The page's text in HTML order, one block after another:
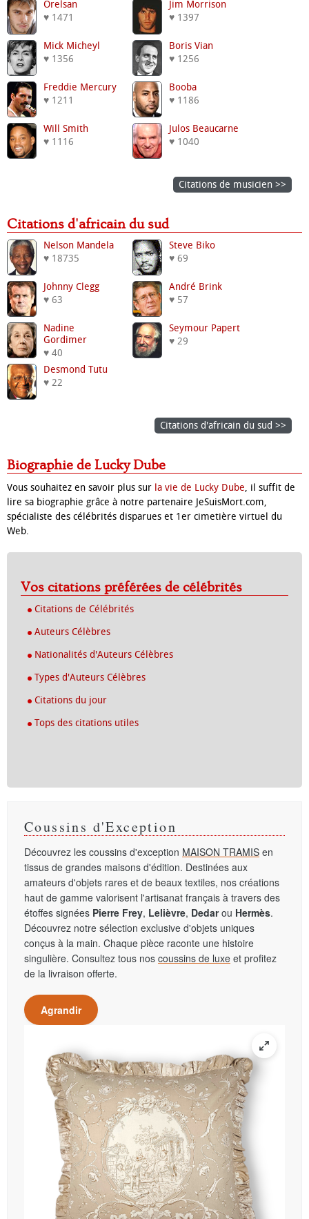
Orelsan
♥ 1471
Jim Morrison
♥ 1397
Mick Micheyl
♥ 1356
Boris Vian
♥ 1256
Freddie Mercury
♥ 1211
Booba
♥ 1186
Will Smith
♥ 1116
Julos Beaucarne
♥ 1040
Citations de musicien >>
Citations d'africain du sud
Nelson Mandela
♥ 18735
Steve Biko
♥ 69
Johnny Clegg
♥ 63
André Brink
♥ 57
Nadine
Gordimer
♥ 40
Seymour Papert
♥ 29
Desmond Tutu
♥ 22
Citations d'africain du sud >>
Biographie de Lucky Dube
Vous souhaitez en savoir plus sur la vie de Lucky Dube, il suffit de
lire sa biographie grâce à notre partenaire JeSuisMort.com,
spécialiste des célébrités disparues et 1er cimetière virtuel du
Web.
Vos citations préférées de célébrités
Citations de Célébrités
Auteurs Célèbres
Nationalités d'Auteurs Célèbres
Types d'Auteurs Célèbres
Citations du jour
Tops des citations utiles
Coussins d'Exception
Découvrez les coussins d'exception MAISON TRAMIS en
tissus de grandes maisons d'édition. Destinées aux
amateurs d'objets rares et de beaux textiles, nos créations
haut de gamme valorisent l'artisanat français à travers des
étoffes signées Pierre Frey, Lelièvre, Dedarou Hermès.
Découvrez notre sélection exclusive d'objets uniques
conçus à la main. Chaque pièce raconte une histoire
singulière. Consultez tous nos coussins de luxe et profitez
de la livraison offerte.
Agrandir